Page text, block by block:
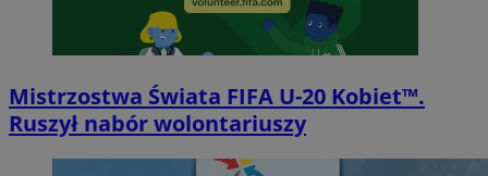
Mistrzostwa Świata FIFA U-20 Kobiet™.
Ruszył nabór wolontariuszy